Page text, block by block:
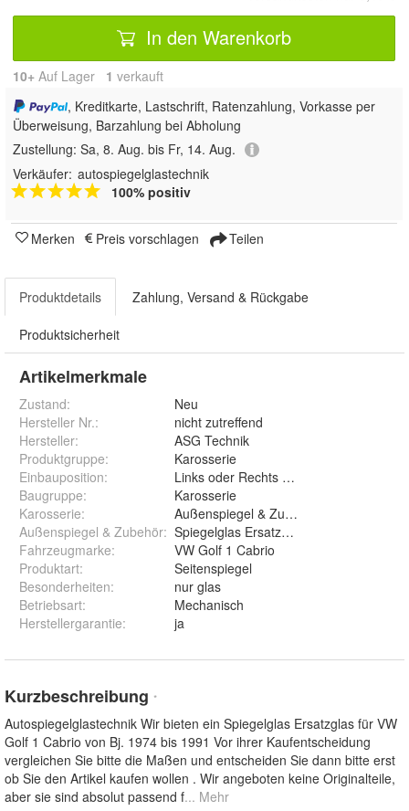
In den Warenkorb
10+ Auf Lager 1 verkauft
, Kreditkarte, Lastschrift, Ratenzahlung, Vorkasse per
Überweisung, Barzahlung bei Abholung
Zustellung: Sa, 8. Aug. bis Fr, 14. Aug.
Verkäufer: autospiegelglastechnik
100% positiv
Merken Preis vorschlagen Teilen
Produktdetails Zahlung, Versand & Rückgabe
Produktsicherheit
Artikelmerkmale
Zustand:
Neu
Hersteller Nr.:
nicht zutreffend
Hersteller:
ASG Technik
Produktgruppe:
Karosserie
Einbauposition:
Links oder Rechts asphärisch
Baugruppe:
Karosserie
Karosserie:
Außenspiegel & Zubehör
Außenspiegel & Zubehör: Spiegelglas Ersatzglas 1 Stück
Fahrzeugmarke:
VW Golf 1 Cabrio
Produktart:
Seitenspiegel
Besonderheiten:
nur glas
Betriebsart:
Mechanisch
Herstellergarantie: ja
Kurzbeschreibung *
Autospiegelglastechnik Wir bieten ein Spiegelglas Ersatzglas für VW
Golf 1 Cabrio von Bj. 1974 bis 1991 Vor ihrer Kaufentscheidung
vergleichen Sie bitte die Maßen und entscheiden Sie dann bitte erst
ob Sie den Artikel kaufen wollen . Wir angeboten keine Originalteile,
aber sie sind absolut passend f... Mehr